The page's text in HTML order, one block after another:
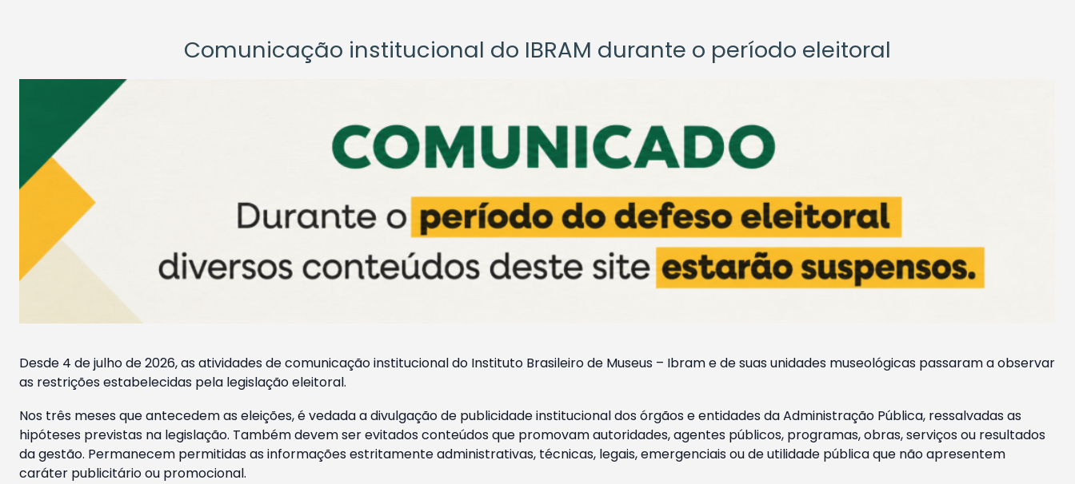
Comunicação institucional do IBRAM durante o período eleitoral
Desde 4 de julho de 2026, as atividades de comunicação institucional do Instituto Brasileiro de Museus – Ibram e de suas unidades museológicas passaram a observar
as restrições estabelecidas pela legislação eleitoral.
Nos três meses que antecedem as eleições, é vedada a divulgação de publicidade institucional dos órgãos e entidades da Administração Pública, ressalvadas as
hipóteses previstas na legislação. Também devem ser evitados conteúdos que promovam autoridades, agentes públicos, programas, obras, serviços ou resultados
da gestão. Permanecem permitidas as informações estritamente administrativas, técnicas, legais, emergenciais ou de utilidade pública que não apresentem
caráter publicitário ou promocional.